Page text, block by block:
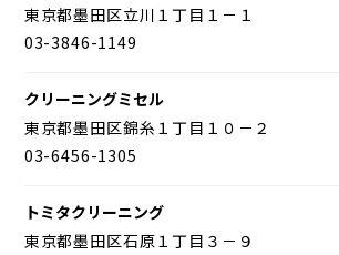
東京都墨田区立川１丁目１－１
03-3846-1149
クリーニングミセル
東京都墨田区錦糸１丁目１０－２
03-6456-1305
トミタクリーニング
東京都墨田区石原１丁目３－９